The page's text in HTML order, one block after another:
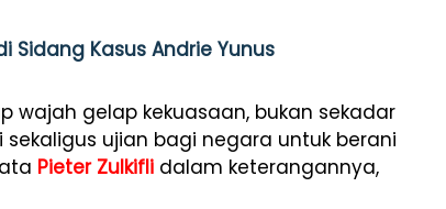
Sidang Kasus Andrie Yunus
wajah gelap kekuasaan, bukan sekadar
ujian bagi negara untuk berani
Pieter Zulkifli dalam keterangannya,